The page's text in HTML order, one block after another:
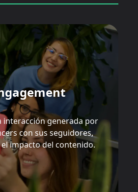
interacción generada por
con sus seguidores,
impacto del contenido.